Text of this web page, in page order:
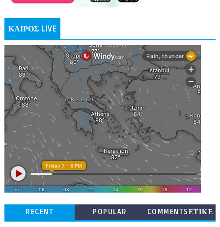
ΚΑΙΡΟΣ LIVE
RECENT POPULAR
COMMENTSΕΤΙΚΕ